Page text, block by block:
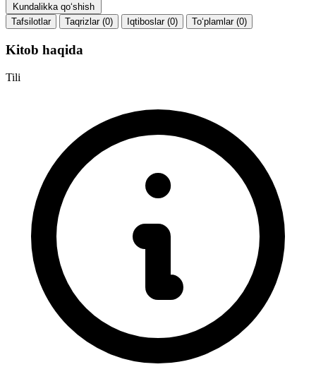
Kundalikka qo‘shish
Tafsilotlar
Taqrizlar (0) Iqtiboslar (0) To‘plamlar (0)
Kitob haqida
Tili